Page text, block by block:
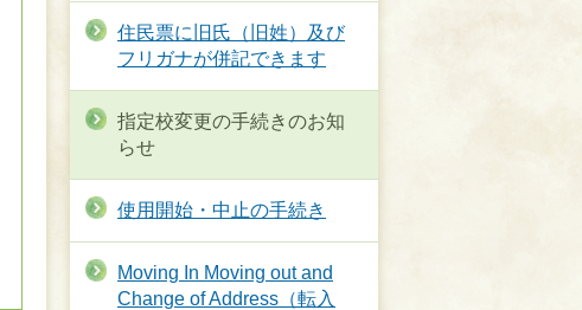
住民票に旧氏（旧姓）及び
フリガナが併記できます
指定校変更の手続きのお知
らせ
使用開始・中止の手続き
Moving In Moving out and
Change of Address（転入